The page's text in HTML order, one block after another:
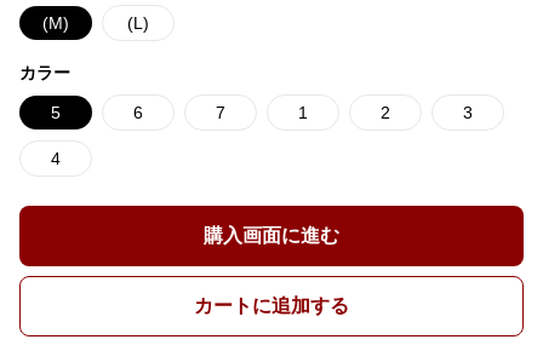
(M) (L)
カラー
5 6 7 1 2 3
4
購入画面に進む
カートに追加する